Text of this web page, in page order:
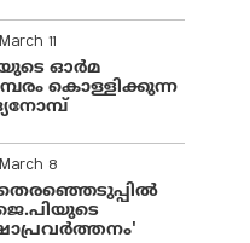
11
ഓർമ
കൊള്ളിക്കുന്ന
8